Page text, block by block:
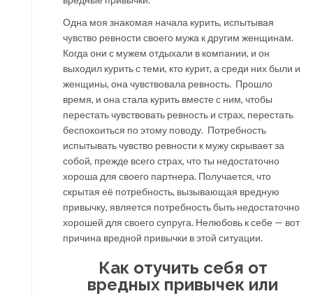
Одна моя знакомая начала курить, испытывая
чувство ревности своего мужа к другим женщинам.
Когда они с мужем отдыхали в компании, и он
выходил курить с теми, кто курит, а среди них были и
женщины, она чувствовала ревность. Прошло
время, и она стала курить вместе с ним, чтобы
перестать чувствовать ревность и страх, перестать
беспокоиться по этому поводу. Потребность
испытывать чувство ревности к мужу скрывает за
собой, прежде всего страх, что ты недостаточно
хороша для своего партнера. Получается, что
скрытая её потребность, вызывающая вредную
привычку, является потребность быть недостаточно
хорошей для своего супруга. Нелюбовь к себе — вот
причина вредной привычки в этой ситуации.
Как отучить себя от
вредных привычек или